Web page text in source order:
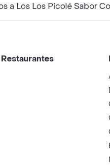
a Los Los Picolé Sabor